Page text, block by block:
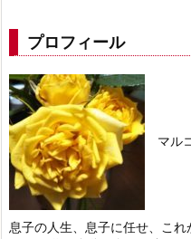
プロフィール
マル
息子の人生、息子に任せ、こ